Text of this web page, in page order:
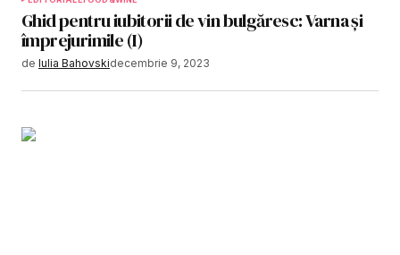
Ghid pentru iubitorii de vin bulgăresc: Varna și
împrejurimile (I)
de Iulia Bahovskidecembrie 9, 2023